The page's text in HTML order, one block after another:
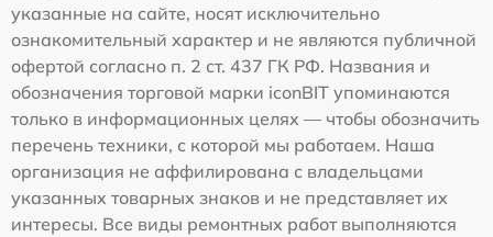
указанные на сайте, носят исключительно
ознакомительный характер и не являются публичной
офертой согласно п. 2 ст. 437 ГК РФ. Названия и
обозначения торговой марки iconBIT упоминаются
только в информационных целях — чтобы обозначить
перечень техники, с которой мы работаем. Наша
организация не аффилирована с владельцами
указанных товарных знаков и не представляет их
интересы. Все виды ремонтных работ выполняются